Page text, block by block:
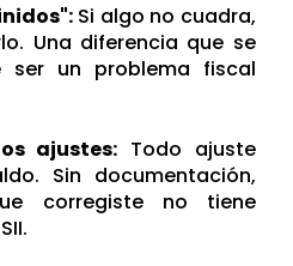
Si algo no cuadra,
Una diferencia que se
ser un problema fiscal
ajustes: Todo ajuste
Sin documentación,
corregiste no tiene